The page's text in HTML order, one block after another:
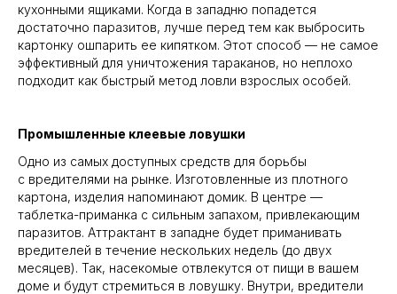
кухонными ящиками. Когда в западню попадется
достаточно паразитов, лучше перед тем как выбросить
картонку ошпарить ее кипятком. Этот способ — не самое
эффективный для уничтожения тараканов, но неплохо
подходит как быстрый метод ловли взрослых особей.
Промышленные клеевые ловушки
Одно из самых доступных средств для борьбы
с вредителями на рынке. Изготовленные из плотного
картона, изделия напоминают домик. В центре —
таблетка-приманка с сильным запахом, привлекающим
паразитов. Аттрактант в западне будет приманивать
вредителей в течение нескольких недель (до двух
месяцев). Так, насекомые отвлекутся от пищи в вашем
доме и будут стремиться в ловушку. Внутри, вредители